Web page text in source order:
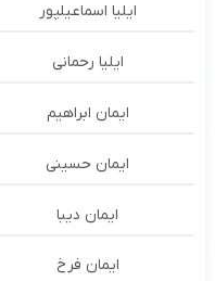
ایلیا اسماعیلپور
ایلیا رحمانی
ایمان ابراهیم
ایمان حسینی
ایمان دیبا
ایمان فرخ